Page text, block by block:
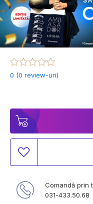
0 (0 review-uri)
Comandă prin
031-433.50.68